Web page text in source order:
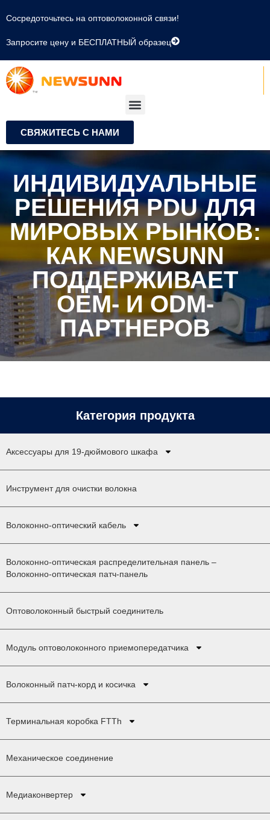
Сосредоточьтесь на оптоволоконной связи!
Запросите цену и БЕСПЛАТНЫЙ образец
СВЯЖИТЕСЬ С НАМИ
ИНДИВИДУАЛЬНЫЕ
РЕШЕНИЯ PDU ДЛЯ
МИРОВЫХ РЫНКОВ:
КАК NEWSUNN
ПОДДЕРЖИВАЕТ
OEM- И ODM-
ПАРТНЕРОВ
Категория продукта
Аксессуары для 19-дюймового шкафа
Инструмент для очистки волокна
Волоконно-оптический кабель
Волоконно-оптическая распределительная панель –
Волоконно-оптическая патч-панель
Оптоволоконный быстрый соединитель
Модуль оптоволоконного приемопередатчика
Волоконный патч-корд и косичка
Терминальная коробка FTTh
Механическое соединение
Медиаконвертер